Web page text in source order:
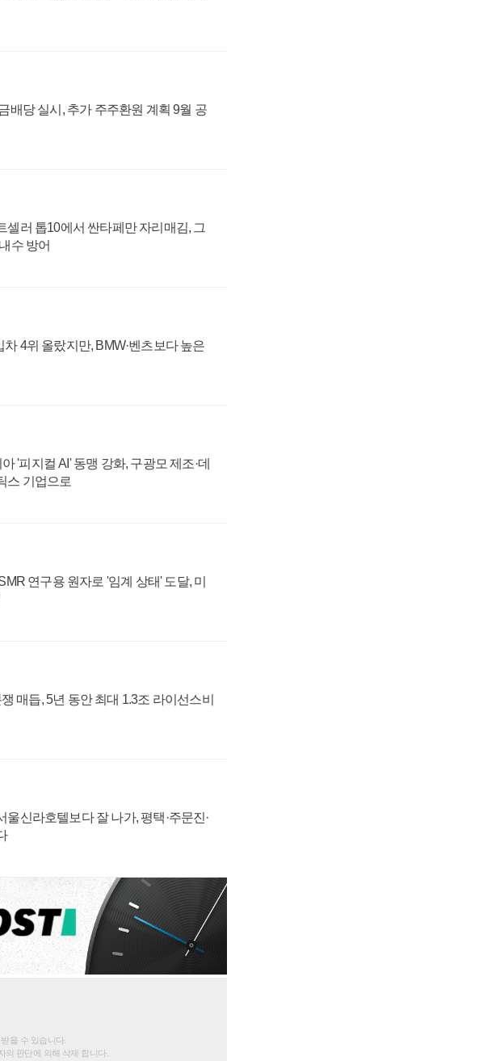
배당 실시, 추가 주주환원 계획 9월 공
셀러 톱10에서 싼타페만 자리매김, 그
수 방어
4위 올랐지만, BMW·벤츠보다 높은
'피지컬 AI' 동맹 강화, 구광모 제조·데
스 기업으로
연구용 원자로 '임계 상태' 도달, 미
매듭, 5년 동안 최대 1.3조 라이선스비
신라호텔보다 잘 나가, 평택·주문진·
을 수 있습니다.
의 판단에 의해 삭제 합니다.